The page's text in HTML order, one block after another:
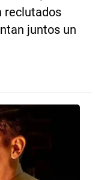
reclutados
juntos un